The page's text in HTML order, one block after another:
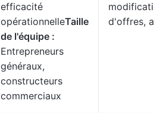
efficacité
opérationnelleTaille
de l'équipe :
Entrepreneurs
généraux,
constructeurs
commerciaux
d'offres,